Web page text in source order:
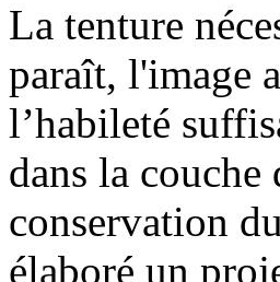
La tenture
paraît, l'image
l’habileté
dans la couche
conservation
élaboré un